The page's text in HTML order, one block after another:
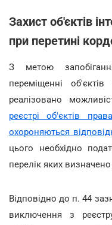
Захист об'єктів
при перетині
З метою
переміщенні
реалізовано
реєстріоб'єктів
охороняються
цього необхідно
перелік яких визначено
Відповідно до п. 44
виключення з